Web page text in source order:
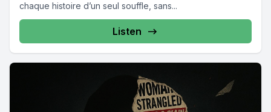
chaque histoire d’un seul souffle, sans...
Listen